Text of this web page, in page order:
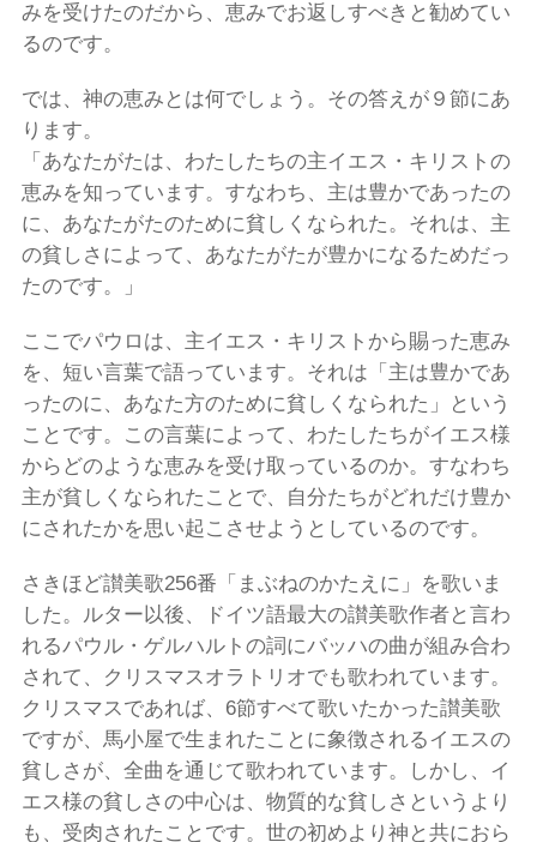
みを受けたのだから、恵みでお返しすべきと勧めてい
るのです。
では、神の恵みとは何でしょう。その答えが９節にあ
ります。
「あなたがたは、わたしたちの主イエス・キリストの
恵みを知っています。すなわち、主は豊かであったの
に、あなたがたのために貧しくなられた。それは、主
の貧しさによって、あなたがたが豊かになるためだっ
たのです。」
ここでパウロは、主イエス・キリストから賜った恵み
を、短い言葉で語っています。それは「主は豊かであ
ったのに、あなた方のために貧しくなられた」という
ことです。この言葉によって、わたしたちがイエス様
からどのような恵みを受け取っているのか。すなわち
主が貧しくなられたことで、自分たちがどれだけ豊か
にされたかを思い起こさせようとしているのです。
さきほど讃美歌256番「まぶねのかたえに」を歌いま
した。ルター以後、ドイツ語最大の讃美歌作者と言わ
れるパウル・ゲルハルトの詞にバッハの曲が組み合わ
されて、クリスマスオラトリオでも歌われています。
クリスマスであれば、6節すべて歌いたかった讃美歌
ですが、馬小屋で生まれたことに象徴されるイエスの
貧しさが、全曲を通じて歌われています。しかし、イ
エス様の貧しさの中心は、物質的な貧しさというより
も、受肉されたことです。世の初めより神と共におら